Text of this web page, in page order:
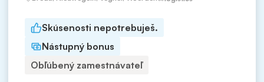
Skúsenosti nepotrebuješ.
Nástupný bonus
Obľúbený zamestnávateľ